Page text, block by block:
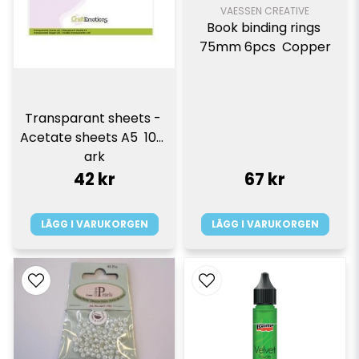
Transparant sheets -
Acetate sheets A5  10st
ark
42 kr
LÄGG I VARUKORGEN
VAESSEN CREATIVE
Book binding rings
75mm 6pcs  Copper
67 kr
LÄGG I VARUKORGEN